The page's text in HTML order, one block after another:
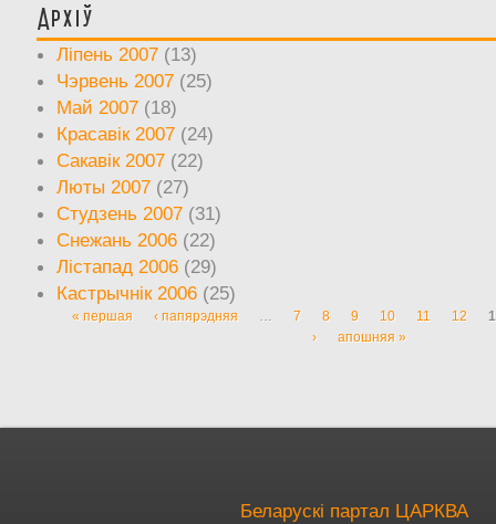
Архіў
Ліпень 2007 (13)
Чэрвень 2007 (25)
Май 2007 (18)
Красавік 2007 (24)
Сакавік 2007 (22)
Люты 2007 (27)
Студзень 2007 (31)
Снежань 2006 (22)
Лістапад 2006 (29)
Кастрычнік 2006 (25)
Старонкі
« першая ‹ папярэдняя … 7 8 9 10 11 12
›
апошняя »
Беларускі партал ЦАРКВА